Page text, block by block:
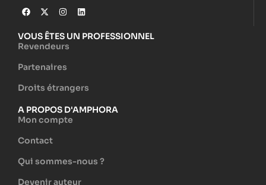
VOUS ÊTES UN PROFESSIONNEL
Revendeurs
Partenaires
Droits étrangers
A PROPOS D'AMPHORA
Mon compte
Contact
Qui sommes-nous ?
Devenir auteur